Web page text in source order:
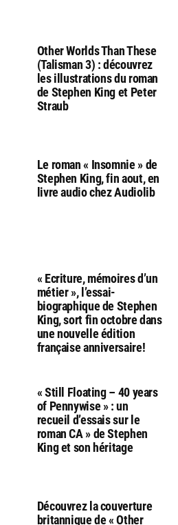
Other Worlds Than These
(Talisman 3) : découvrez
les illustrations du roman
de Stephen King et Peter
Straub
Le roman « Insomnie » de
Stephen King, fin aout, en
livre audio chez Audiolib
« Ecriture, mémoires d’un
métier », l’essai-
biographique de Stephen
King, sort fin octobre dans
une nouvelle édition
française anniversaire!
« Still Floating – 40 years
of Pennywise » : un
recueil d’essais sur le
roman CA » de Stephen
King et son héritage
Découvrez la couverture
britannique de « Other